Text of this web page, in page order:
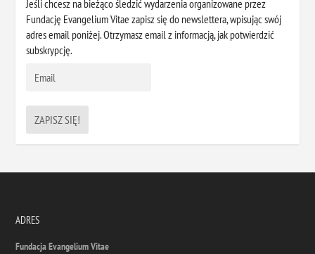
Jeśli chcesz na bieżąco śledzić wydarzenia organizowane przez
Fundację Evangelium Vitae zapisz się do newslettera, wpisując swój
adres email poniżej. Otrzymasz email z informacją, jak potwierdzić
subskrypcję.
ADRES
Fundacja Evangelium Vitae